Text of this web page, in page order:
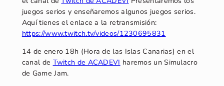
juegos serios y enseñaremos algunos juegos serios.
Aquí tienes el enlace a la retransmisión:
https://www.twitch.tv/videos/1230695831
14 de enero 18h (Hora de las Islas Canarias) en el
canal de Twitch de ACADEVI haremos un Simulacro
de Game Jam.